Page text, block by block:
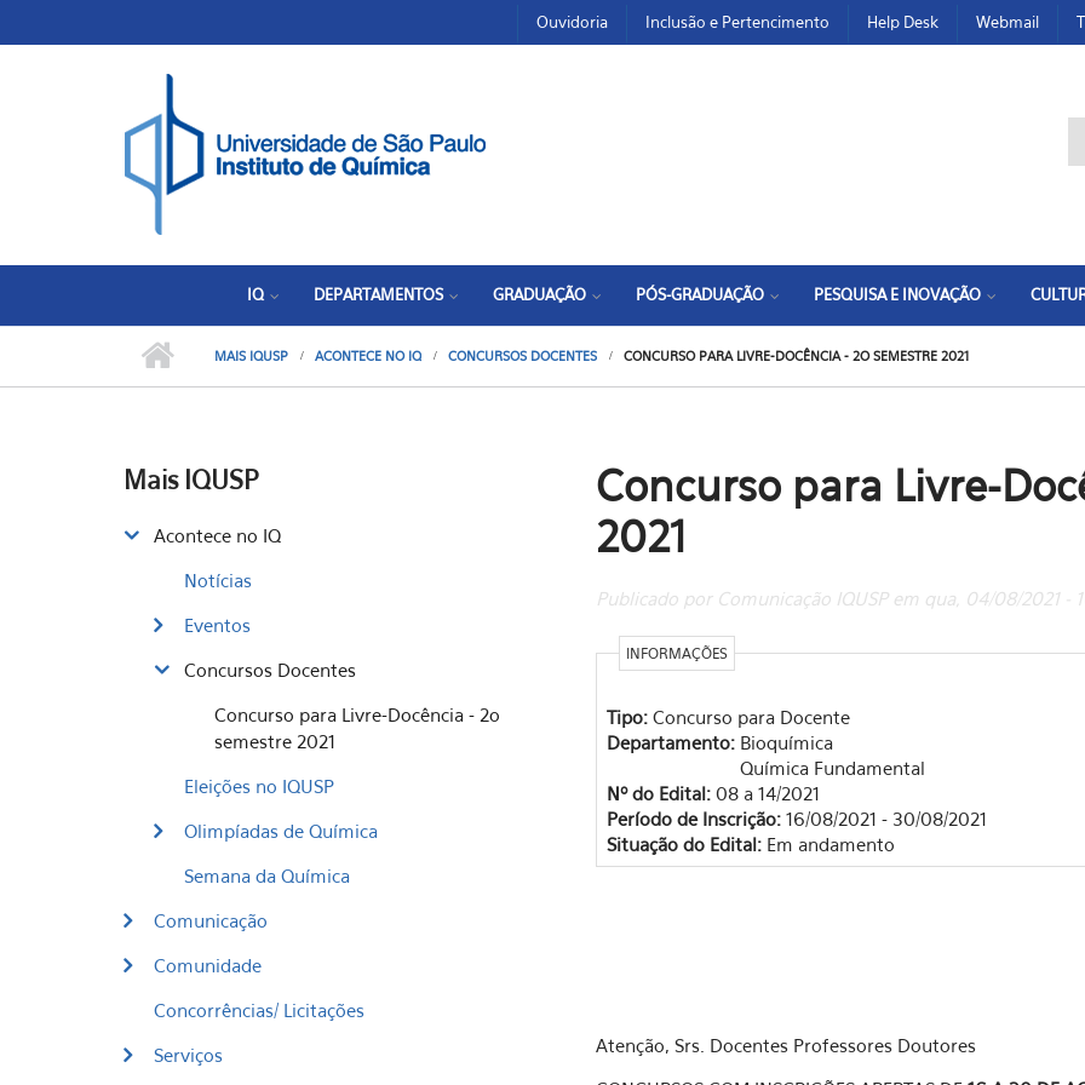
Ouvidoria Inclusão e Pertencimento Help Desk Webmail
IQ DEPARTAMENTOS GRADUAÇÃO PÓS-GRADUAÇÃO PESQUISA E INOVAÇÃO
MAIS IQUSP ACONTECE NO IQ CONCURSOS DOCENTES CONCURSO PARA LIVRE-DOCÊNCIA - 2O SEMESTRE 2021
Mais IQUSP
Acontece no IQ
Notícias
Eventos
Concursos Docentes
Concurso para Livre-Docência - 2o
semestre 2021
Eleições no IQUSP
Olimpíadas de Química
Semana da Química
Comunicação
Comunidade
Concorrências/ Licitações
Serviços
Concurso para Livre-
2021
Publicado por Comunicação IQUSP em qua, 04/08/2021 -
INFORMAÇÕES
Tipo: Concurso para Docente
Departamento: Bioquímica
Química Fundamental
Nº do Edital: 08 a 14/2021
Período de Inscrição: 16/08/2021 - 30/08/2021
Situação do Edital: Em andamento
Atenção, Srs. Docentes Professores Doutores